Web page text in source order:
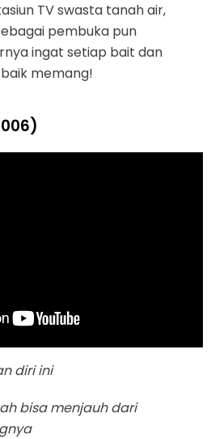
TV swasta tanah air,
pembuka pun
ingat setiap bait dan
memang!
diri ini
bisa menjauh dari